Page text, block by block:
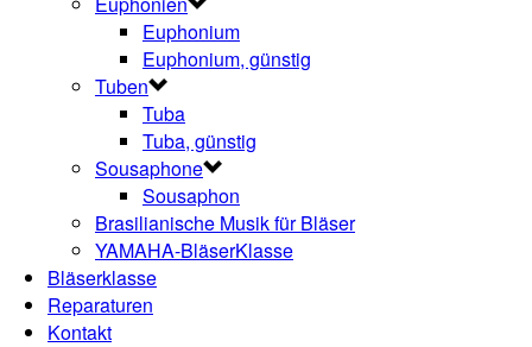
Euphonium
Euphonium, günstig
Tuben
Tuba
Tuba, günstig
Sousaphone
Sousaphon
Brasilianische Musik für Bläser
YAMAHA-BläserKlasse
Bläserklasse
Reparaturen
Kontakt